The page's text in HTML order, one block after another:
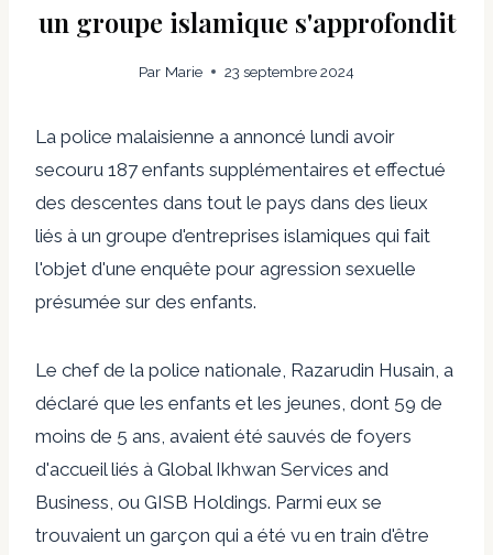
un groupe islamique s'approfondit
Par Marie 23 septembre 2024
La police malaisienne a annoncé lundi avoir
secouru 187 enfants supplémentaires et effectué
des descentes dans tout le pays dans des lieux
liés à un groupe d'entreprises islamiques qui fait
l'objet d'une enquête pour agression sexuelle
présumée sur des enfants.
Le chef de la police nationale, Razarudin Husain, a
déclaré que les enfants et les jeunes, dont 59 de
moins de 5 ans, avaient été sauvés de foyers
d'accueil liés à Global Ikhwan Services and
Business, ou GISB Holdings. Parmi eux se
trouvaient un garçon qui a été vu en train d'être